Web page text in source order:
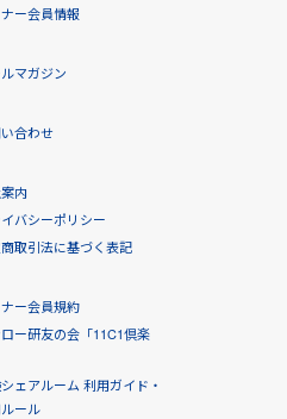
ー会員情報
マガジン
合わせ
内
バシーポリシー
取引法に基づく表記
ー会員規約
ー研友の会「11C1倶楽
ェアルーム 利用ガイド・
ール